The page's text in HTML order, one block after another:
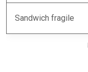
Sandwich fragile